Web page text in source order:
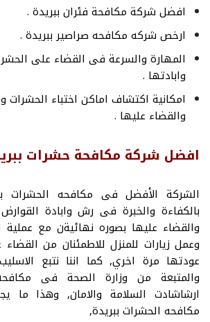
افضل شركة مكافحة فئران ببريدة .
ارخص شركه مكافحه صراصير ببريدة .
المهارة والسرعة فى القضاء على
وابادتها .
امكانية اكتشاف اماكن اختباء الحشرات
والقضاء عليها .
افضل شركة مكافحة حشرات
الشركة الأفضل فى مكافحه الحشرات
بالكفاءة والخبرة فى رش وابادة
والقضاء عليها بصوره نهائيةن مع عملية
وعمل زيارات للمنزل للاطمئنان من
عودتها مرة اخري, كما اننا نتبع
والمتبعة من وزارة الصحة فى
ارشاشادت السلامة والامان, وهذا ما
مكافحه الحشرات ببريدة,